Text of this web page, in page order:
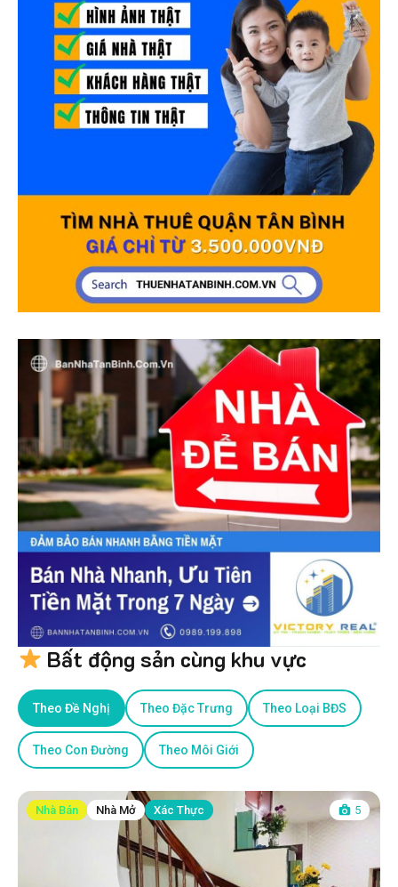
Bất động sản cùng khu vực
Theo Đề Nghị Theo Đặc Trưng Theo Loại BĐS
Theo Con Đường Theo Môi Giới
Nhà Bán Nhà Mở Xác Thực 5